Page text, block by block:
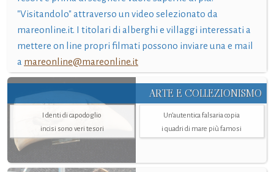
"Visitandolo" attraverso un video selezionato da
mareonline.it. I titolari di alberghi e villaggi interessati a
mettere on line propri filmati possono inviare una e mail
a mareonline@mareonline.it
ARTE E COLLEZIONISMO
I denti di capodoglio
incisi sono veri tesori
Un’autentica falsaria copia
i quadri di mare più famosi